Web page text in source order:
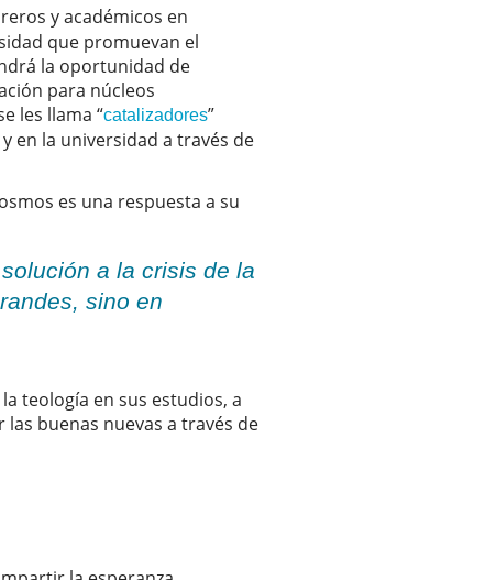
y académicos en
que promuevan el
la oportunidad de
para núcleos
les llama “catalizadores”
en la universidad a través de
es una respuesta a su
a la crisis de la
sino en
teología en sus estudios, a
buenas nuevas a través de